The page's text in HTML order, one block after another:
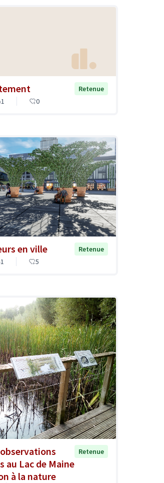
Retenue
1 0
en ville
Retenue
1 5
au Lac de Maine
à la nature
Retenue